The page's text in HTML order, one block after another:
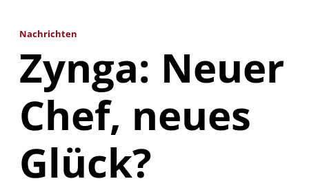
Nachrichten
Zynga: Neuer
Chef, neues
Glück?